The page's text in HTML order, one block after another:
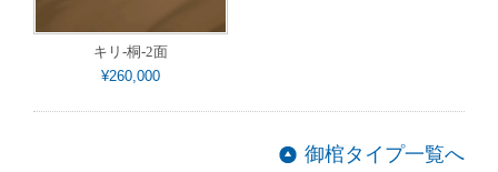
キリ-桐-2面
¥260,000
御棺タイプ一覧へ